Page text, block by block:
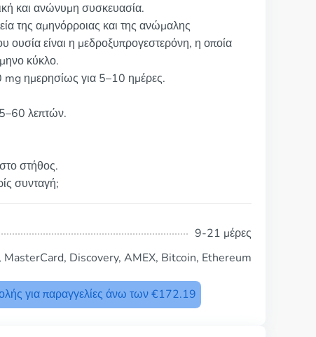
και ανώνυμη συσκευασία.
της αμηνόρροιας και της ανώμαλης
ουσία είναι η μεδροξυπρογεστερόνη, η οποία
κύκλο.
ημερησίως για 5–10 ημέρες.
λεπτών.
στήθος.
συνταγή;
9-21 μέρες
MasterCard, Discovery, AMEX, Bitcoin, Ethereum
για παραγγελίες άνω των €172.19